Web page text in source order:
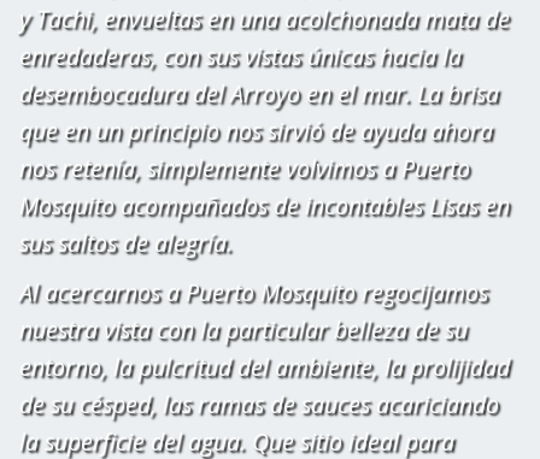
y Tachi, envueltas en una acolchonada mata de
enredaderas, con sus vistas únicas hacia la
desembocadura del Arroyo en el mar. La brisa
que en un principio nos sirvió de ayuda ahora
nos retenía, simplemente volvimos a Puerto
Mosquito acompañados de incontables Lisas en
sus saltos de alegría.
Al acercarnos a Puerto Mosquito regocijamos
nuestra vista con la particular belleza de su
entorno, la pulcritud del ambiente, la prolijidad
de su césped, las ramas de sauces acariciando
la superficie del agua. Que sitio ideal para